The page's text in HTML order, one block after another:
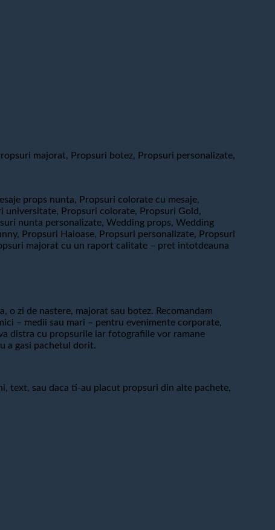
majorat, Propsuri botez, Propsuri personalizate,
props nunta, Propsuri colorate cu mesaje,
universitate, Propsuri colorate, Propsuri Gold,
nunta personalizate, Wedding props, Wedding
Propsuri Haioase, Propsuri personalizate, Propsuri
majorat cu un raport calitate – pret intotdeauna
o zi de nastere, majorat sau botez. Recomandam
– medii sau mari – pentru evenimente corporate,
distra cu propsurile iar fotografiile vor ramane
a gasi pachetul dorit.
text, sau daca ti-au placut propsuri din alte pachete,